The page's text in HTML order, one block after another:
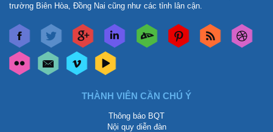
trường Biên Hòa, Đồng Nai cũng như các tỉnh lân cận.
THÀNH VIÊN CẦN CHÚ Ý
Thông báo BQT
Nội quy diễn đàn